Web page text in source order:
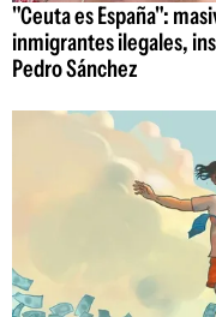
"Ceuta es España":
inmigrantes ilegales,
Pedro Sánchez